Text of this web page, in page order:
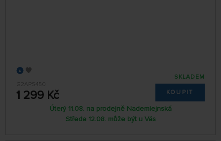
G2APS450
1 299 Kč
SKLADEM
KOUPIT
Úterý 11.08. na prodejně Nademlejnská
Středa 12.08. může být u Vás